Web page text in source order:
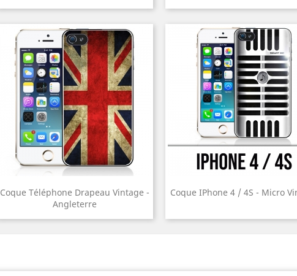
Coque Téléphone Drapeau Vintage -
Angleterre
Coque IPhone 4 / 4S - Micro